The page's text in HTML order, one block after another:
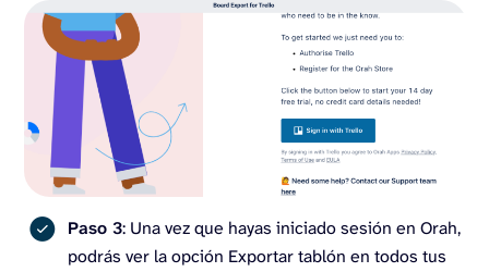
Paso 3: Una vez que hayas iniciado sesión en Orah,
podrás ver la opción Exportar tablón en todos tus